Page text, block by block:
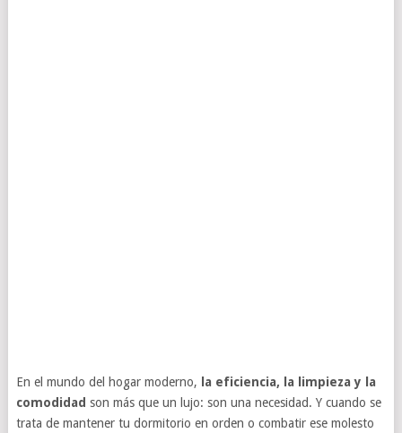
En el mundo del hogar moderno,
la eficiencia, la limpieza y la
comodidad son más que un lujo: son una necesidad. Y cuando se
trata de mantener tu dormitorio en orden o combatir ese molesto